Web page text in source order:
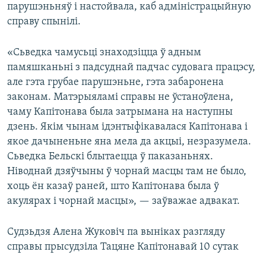
парушэньняў і настойвала, каб адміністрацыйную
справу спынілі.
«Сьведка чамусьці знаходзіцца ў адным
памяшканьні з падсуднай падчас судовага працэсу,
але гэта грубае парушэньне, гэта забаронена
законам. Матэрыяламі справы не ўстаноўлена,
чаму Капітонава была затрымана на наступны
дзень. Якім чынам ідэнтыфікавалася Капітонава і
якое дачыненьне яна мела да акцыі, незразумела.
Сьведка Бельскі блытаецца ў паказаньнях.
Ніводнай дзяўчыны ў чорнай масцы там не было,
хоць ён казаў раней, што Капітонава была ў
акулярах і чорнай масцы», — заўважае адвакат.
Судзьдзя Алена Жуковіч па выніках разгляду
справы прысудзіла Тацяне Капітонавай 10 сутак